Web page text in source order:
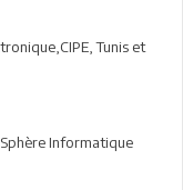
Tunis et
Informatique